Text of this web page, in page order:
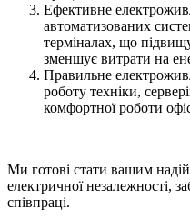
Ефективне
автоматизованих
терміналах, що
зменшує витрати на
Правильне
роботу техніки,
комфортної роботи
Ми готові стати вашим
електричної незалежності,
співпраці.